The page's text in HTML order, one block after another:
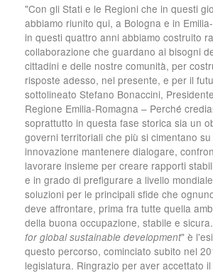
"Con gli Stati e le Regioni che in questi
abbiamo riunito qui, a Bologna e in
in questi quattro anni abbiamo costruito
collaborazione che guardano ai bisogni
cittadini e delle nostre comunità, per
risposte adesso, nel presente, e per il
sottolineato Stefano Bonaccini,
Regione Emilia-Romagna – Perché
soprattutto in questa fase storica sia un
governi territoriali che più si cimentano
innovazione mantenere dialogare,
lavorare insieme per creare rapporti
e in grado di prefigurare a livello
soluzioni per le principali sfide che
deve affrontare, prima fra tutte quella
della buona occupazione, stabile e
for global sustainable development" è
questo percorso, cominciato subito nel
legislatura. Ringrazio per aver accettato